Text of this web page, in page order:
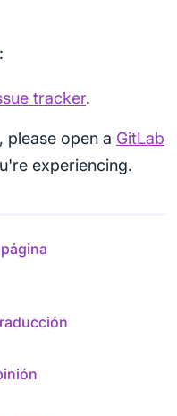
tracker.
please open a GitLab
experiencing.